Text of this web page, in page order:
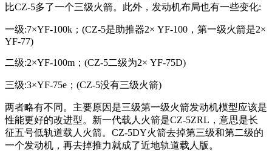
比CZ-5多了一个三级火箭。此外，发动机布局也有一些变化:
一级:7×YF-100k；(CZ-5是助推器2× YF-100，第一级火箭是2×
YF-77)
二级:2×YF-100m；(CZ-5二级为2× YF-75D)
三级:3×YF-75e；(CZ-5没有三级火箭)
两者略有不同。主要原因是三级第一级火箭发动机模型应该是
性能更好的改进型。新一代载人火箭是CZ-5ZRL，意思是长
征五号低轨道载人火箭。CZ-5DY火箭去掉第三级和第二级的
一个发动机，再去掉推力就成了近地轨道载人版。